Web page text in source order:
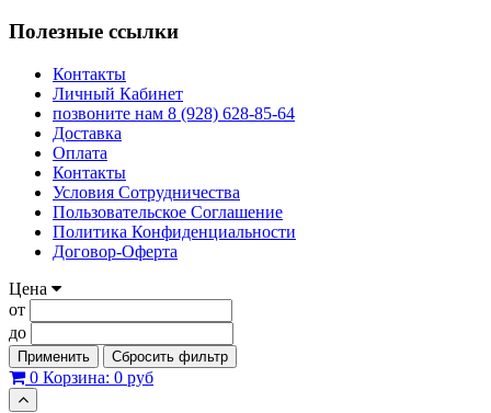
Полезные ссылки
Контакты
Личный Кабинет
позвоните нам 8 (928) 628-85-64
Доставка
Оплата
Контакты
Условия Сотрудничества
Пользовательское Соглашение
Политика Конфиденциальности
Договор-Оферта
Цена
от
до
Применить Сбросить фильтр
0 Корзина: 0 руб